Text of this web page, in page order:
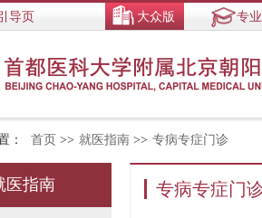
导页 大众版 专
： 首页 >> 就医指南 >> 专病专症门诊
医指南 专病专症门